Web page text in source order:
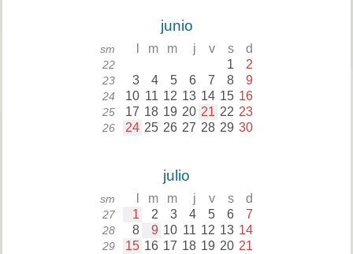
junio
sm m m j v s d
22 1 2
23 3 4 5 6 7 8 9
24 10 11 12 13 14 15 16
25 17 18 19 20 21 22 23
26 24 25 26 27 28 29 30
julio
sm m m j v s d
27 1 2 3 4 5 6 7
28 8 9 10 11 12 13 14
29 15 16 17 18 19 20 21